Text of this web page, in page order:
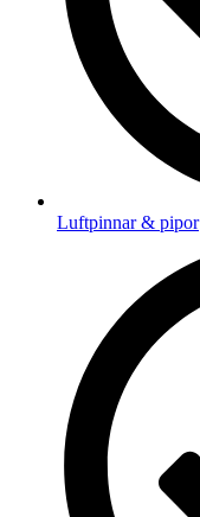
Luftpinnar & pipor